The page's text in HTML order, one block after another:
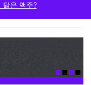
닮은 맥주?